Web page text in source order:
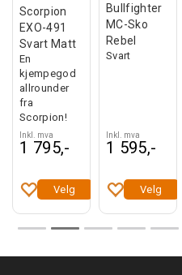
Scorpion
EXO-491
Svart Matt
En
kjempegod
allrounder
fra
Scorpion!
Inkl. mva
1 795,-
Velg
Bullfighter
MC-Sko
Rebel
Svart
Inkl. mva
1 595,-
Velg